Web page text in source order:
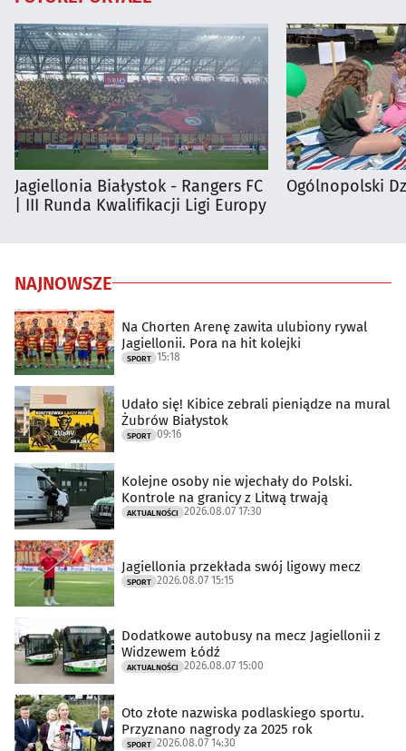
Jagiellonia Białystok - Rangers FC
| III Runda Kwalifikacji Ligi Europy
Ogólnopolski
NAJNOWSZE
Na Chorten Arenę zawita ulubiony rywal
Jagiellonii. Pora na hit kolejki
SPORT 15:18
Udało się! Kibice zebrali pieniądze na mural
Żubrów Białystok
SPORT 09:16
Kolejne osoby nie wjechały do Polski.
Kontrole na granicy z Litwą trwają
AKTUALNOŚCI 2026.08.07 17:30
Jagiellonia przekłada swój ligowy mecz
SPORT 2026.08.07 15:15
Dodatkowe autobusy na mecz Jagiellonii z
Widzewem Łódź
AKTUALNOŚCI 2026.08.07 15:00
Oto złote nazwiska podlaskiego sportu.
Przyznano nagrody za 2025 rok
SPORT 2026.08.07 14:30